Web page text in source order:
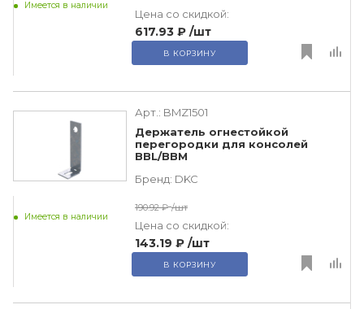
Имеется в наличии
Цена со скидкой:
617.93 ₽ /шт
В КОРЗИНУ
Арт.: BMZ1501
Держатель огнестойкой
перегородки для консолей
BBL/BBM
Бренд: DKC
Имеется в наличии
190.92 ₽ /шт
Цена со скидкой:
143.19 ₽ /шт
В КОРЗИНУ